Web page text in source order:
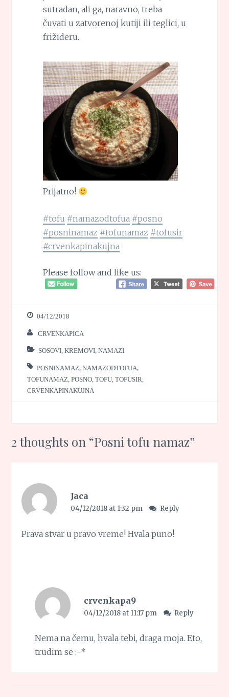
sutradan, ali ga, naravno, treba
čuvati u zatvorenoj kutiji ili teglici, u
frižideru.
Prijatno!
#tofu #namazodtofua #posno
#posninamaz #tofunamaz #tofusir
#crvenkapinakujna
Please follow and like us:
04/12/2018
CRVENKAPICA
SOSOVI, KREMOVI, NAMAZI
POSNINAMAZ ,NAMAZODTOFUA
TOFUNAMAZ ,POSNO ,TOFU ,TOFUSIR
CRVENKAPINAKUJNA
2 thoughts on “Posni tofu namaz”
Jaca
04/12/2018 at 1:32 pm Reply
Prava stvar u pravo vreme! Hvala puno!
crvenkapa9
04/12/2018 at 11:17 pm Reply
Nema na čemu, hvala tebi, draga moja. Eto,
trudim se :-*